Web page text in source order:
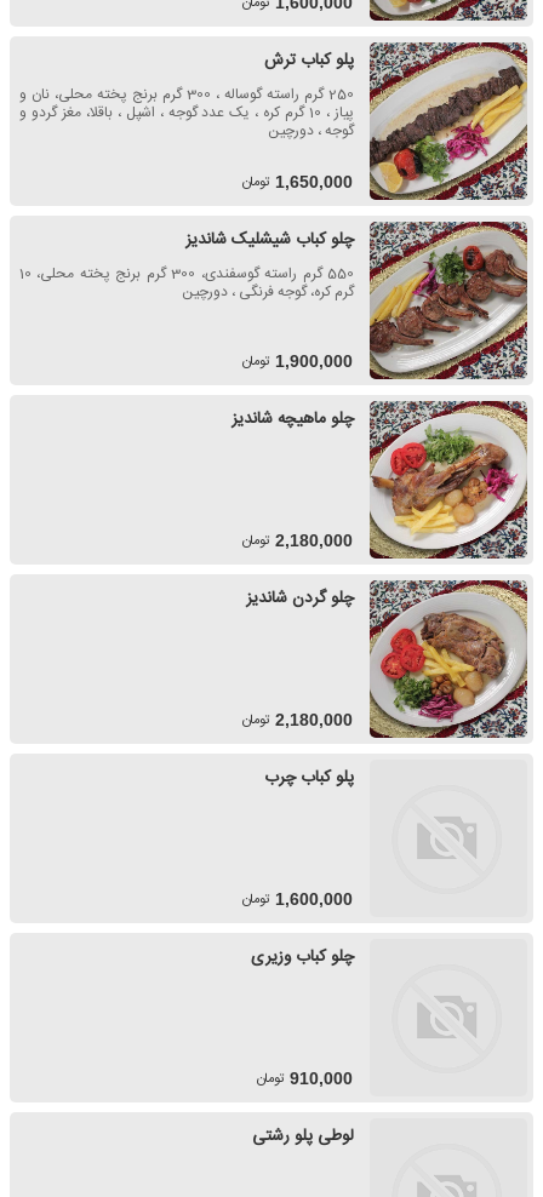
پلو کباب ترش
250 گرم راسته گوساله ، 300 گرم برنج پخته محلی، نان و
پیاز ، 10 گرم کره ، یک عدد گوجه ، اشپل ، باقلا، مغز گردو و
گوجه ، دورچین
1,650,000 تومان
چلو کباب شیشلیک شاندیز
550 گرم راسته گوسفندی، 300 گرم برنج پخته محلی، 10
گرم کره، گوجه فرنگی ، دورچین
1,900,000 تومان
چلو ماهیچه شاندیز
2,180,000 تومان
چلو گردن شاندیز
2,180,000 تومان
پلو کباب چرب
1,600,000 تومان
چلو کباب وزیری
910,000 تومان
لوطی پلو رشتی